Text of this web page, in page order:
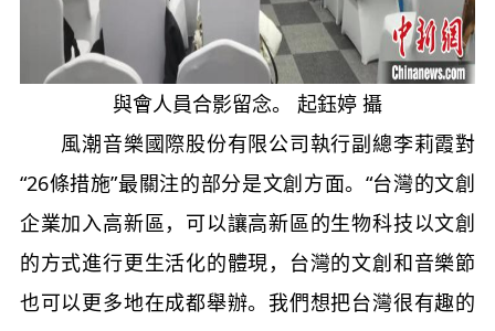
與會人員合影留念。 起鈺婷 攝
風潮音樂國際股份有限公司執行副總李莉霞對
“26條措施”最關注的部分是文創方面。“台灣的文創
企業加入高新區，可以讓高新區的生物科技以文創
的方式進行更生活化的體現，台灣的文創和音樂節
也可以更多地在成都舉辦。我們想把台灣很有趣的